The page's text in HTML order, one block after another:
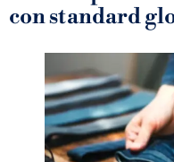
con standard